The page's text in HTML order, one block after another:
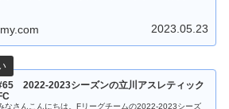
2023.05.23
2022-2023シーズンの立川アスレティック
なさんこんにちは。Fリーグチームの2022-2023シーズ